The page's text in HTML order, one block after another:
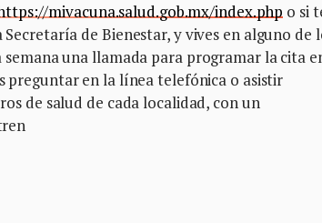
mivacuna.salud.gob.mx/index.php o si
de Bienestar, y vives en alguno de
una llamada para programar la cita
preguntar en la línea telefónica o asistir
de salud de cada localidad, con un